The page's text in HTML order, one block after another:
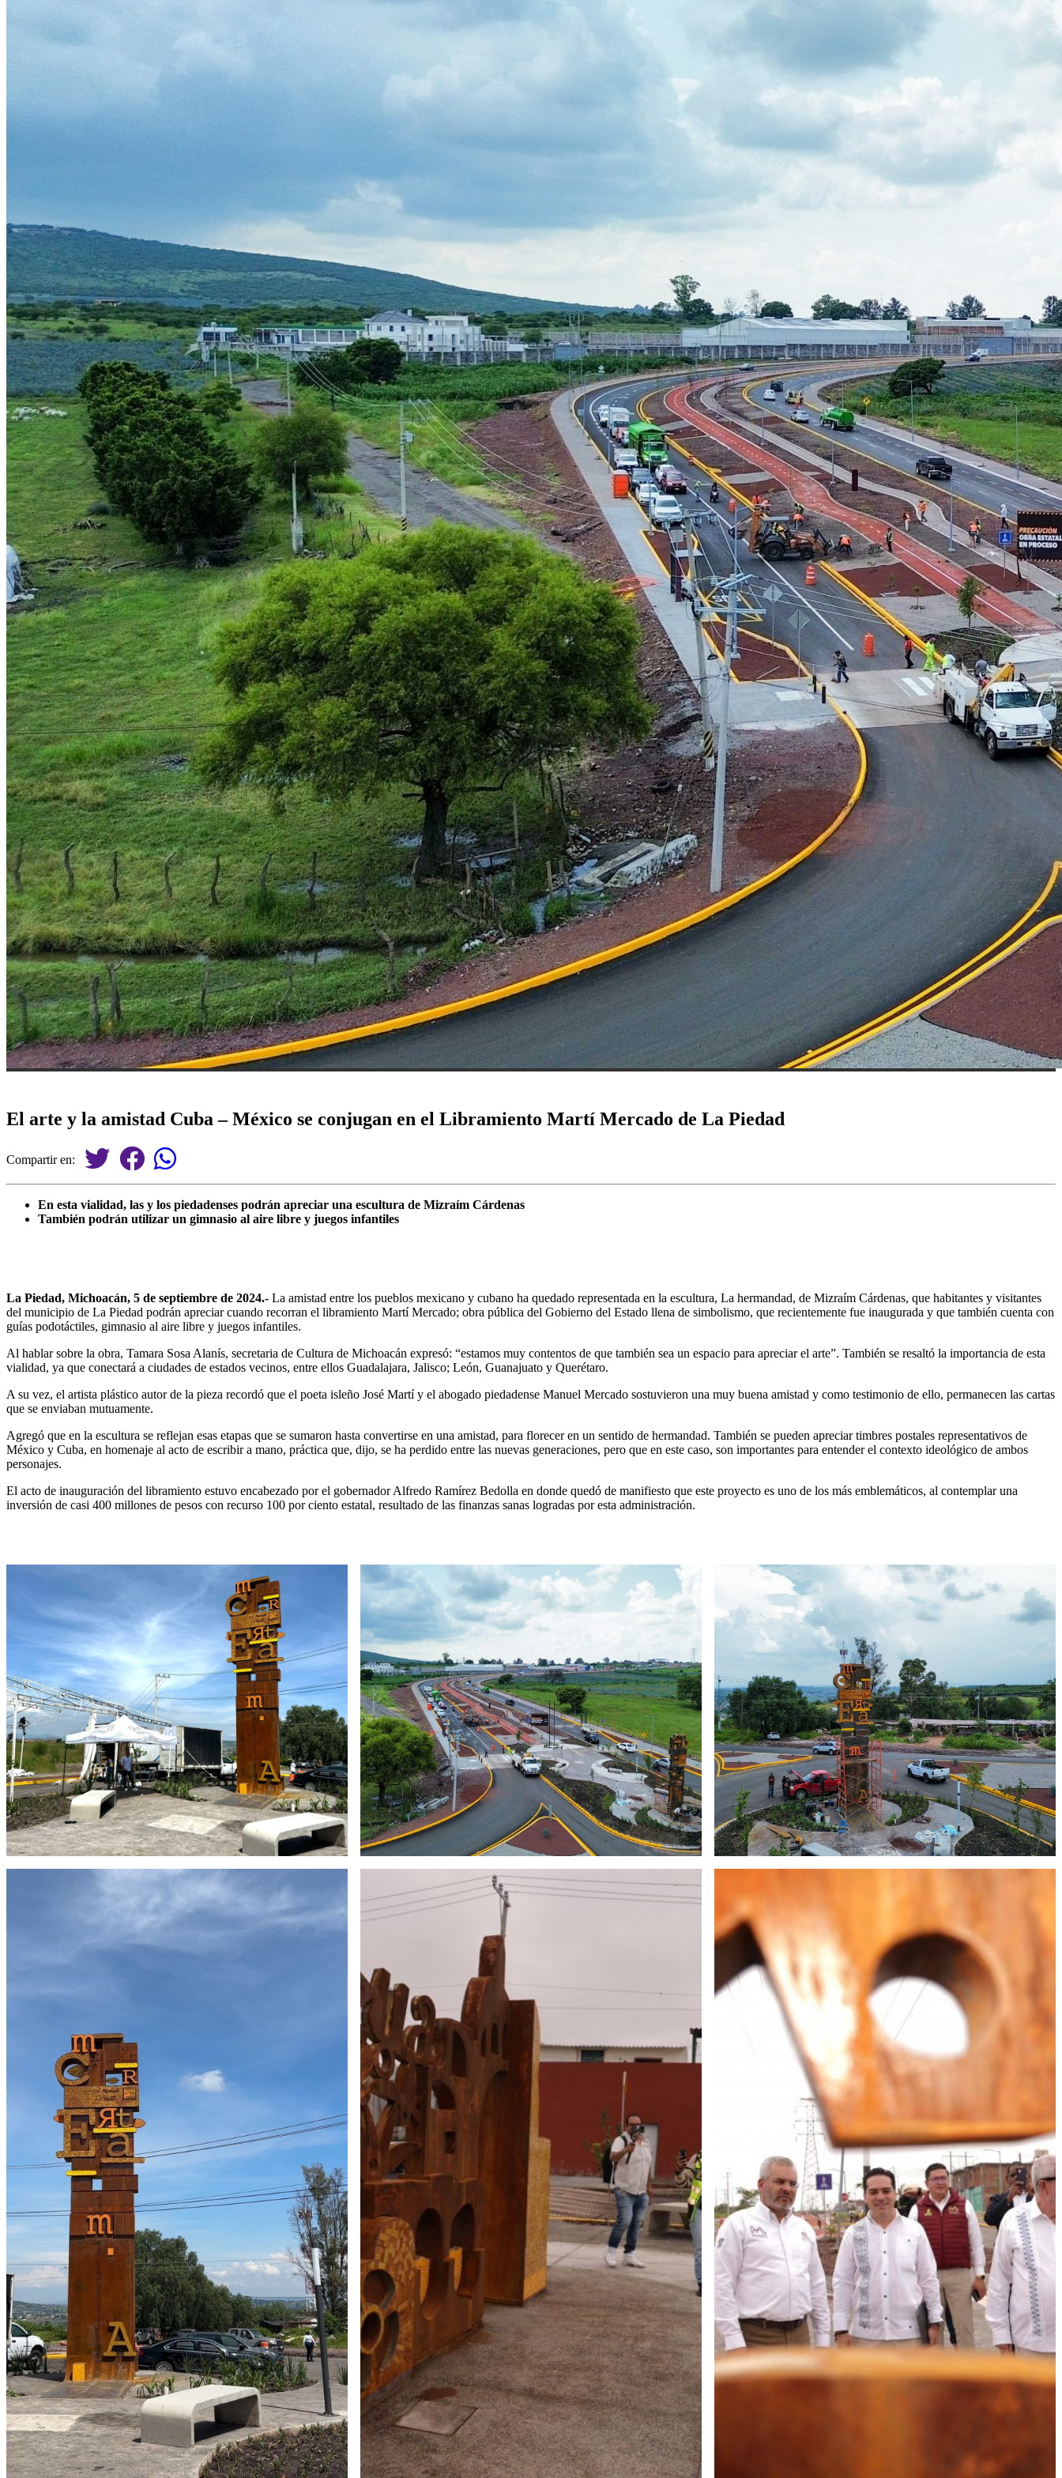
El arte y la amistad Cuba – México se conjugan en el Libramiento Martí Mercado de La Piedad
Compartir en:
En esta vialidad, las y los piedadenses podrán apreciar una escultura de Mizraím Cárdenas
También podrán utilizar un gimnasio al aire libre y juegos infantiles
La Piedad, Michoacán, 5 de septiembre de 2024.- La amistad entre los pueblos mexicano y cubano ha quedado representada en la escultura, La hermandad, de Mizraím Cárdenas, que habitantes y visitantes
del municipio de La Piedad podrán apreciar cuando recorran el libramiento Martí Mercado; obra pública del Gobierno del Estado llena de simbolismo, que recientemente fue inaugurada y que también cuenta con
guías podotáctiles, gimnasio al aire libre y juegos infantiles.
Al hablar sobre la obra, Tamara Sosa Alanís, secretaria de Cultura de Michoacán expresó: “estamos muy contentos de que también sea un espacio para apreciar el arte”. También se resaltó la importancia de esta
vialidad, ya que conectará a ciudades de estados vecinos, entre ellos Guadalajara, Jalisco; León, Guanajuato y Querétaro.
A su vez, el artista plástico autor de la pieza recordó que el poeta isleño José Martí y el abogado piedadense Manuel Mercado sostuvieron una muy buena amistad y como testimonio de ello, permanecen las cartas
que se enviaban mutuamente.
Agregó que en la escultura se reflejan esas etapas que se sumaron hasta convertirse en una amistad, para florecer en un sentido de hermandad. También se pueden apreciar timbres postales representativos de
México y Cuba, en homenaje al acto de escribir a mano, práctica que, dijo, se ha perdido entre las nuevas generaciones, pero que en este caso, son importantes para entender el contexto ideológico de ambos
personajes.
El acto de inauguración del libramiento estuvo encabezado por el gobernador Alfredo Ramírez Bedolla en donde quedó de manifiesto que este proyecto es uno de los más emblemáticos, al contemplar una
inversión de casi 400 millones de pesos con recurso 100 por ciento estatal, resultado de las finanzas sanas logradas por esta administración.